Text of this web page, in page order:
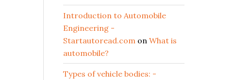
Introduction to Automobile
Engineering -
Startautoread.com on What is
automobile?
Types of vehicle bodies: -